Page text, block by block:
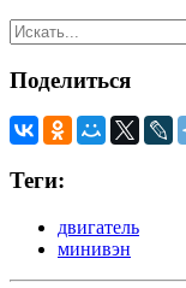
Поделиться
Теги:
двигатель
минивэн